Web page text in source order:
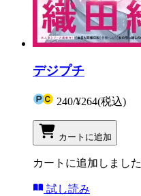
デジプチ
240/¥264(税込)
カートに追加
カートに追加しました
試し読み